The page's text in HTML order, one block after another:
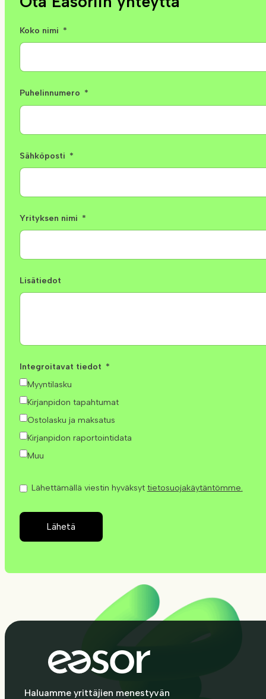
Koko nimi
Puhelinnumero
Sähköposti
Yrityksen nimi
Lisätiedot
Integroitavat tiedot
Myyntilasku
Kirjanpidon tapahtumat
Ostolasku ja maksatus
Kirjanpidon raportointidata
Muu
Lähettämällä viestin hyväksyt tietosuojakäytäntömme.
Lähetä
Haluamme yrittäjien menestyvän